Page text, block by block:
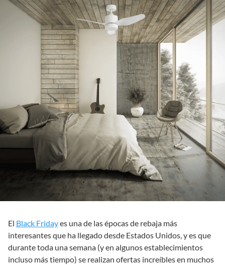
El Black Fridayes una de las épocas de rebaja más
interesantes que ha llegado desde Estados Unidos, y es que
durante toda una semana (y en algunos establecimientos
incluso más tiempo) se realizan ofertas increíbles en muchos